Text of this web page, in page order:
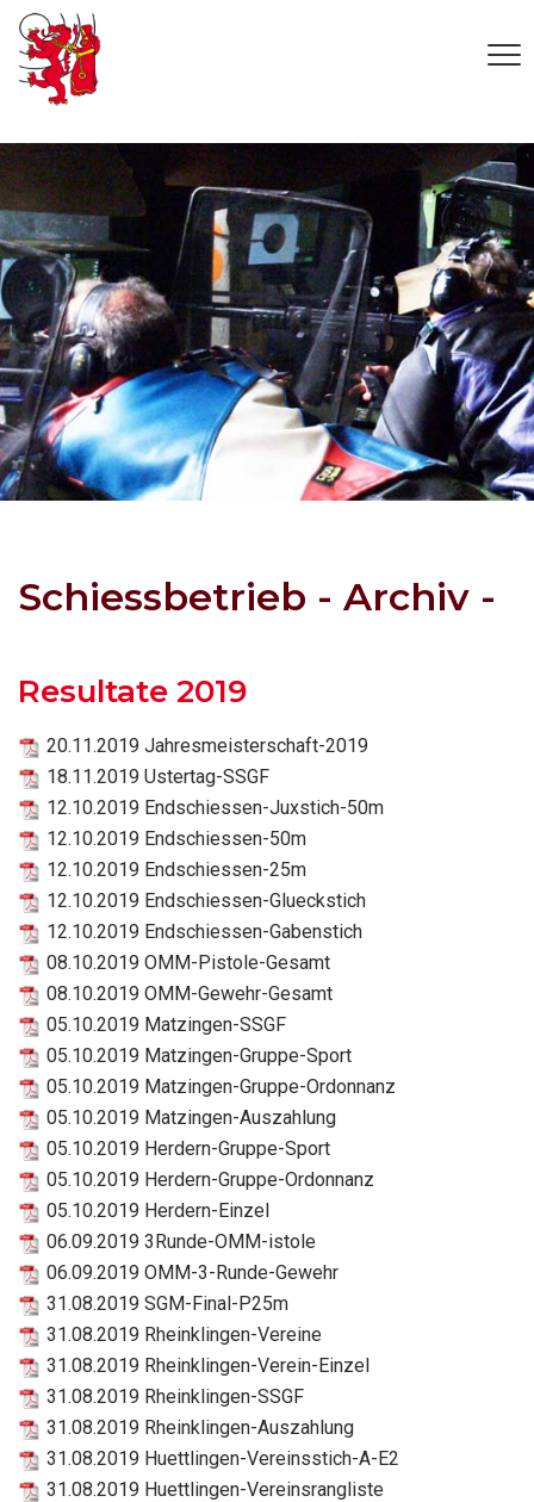
Schiessbetrieb - Archiv -
Resultate 2019
20.11.2019 Jahresmeisterschaft-2019
18.11.2019 Ustertag-SSGF
12.10.2019 Endschiessen-Juxstich-50m
12.10.2019 Endschiessen-50m
12.10.2019 Endschiessen-25m
12.10.2019 Endschiessen-Glueckstich
12.10.2019 Endschiessen-Gabenstich
08.10.2019 OMM-Pistole-Gesamt
08.10.2019 OMM-Gewehr-Gesamt
05.10.2019 Matzingen-SSGF
05.10.2019 Matzingen-Gruppe-Sport
05.10.2019 Matzingen-Gruppe-Ordonnanz
05.10.2019 Matzingen-Auszahlung
05.10.2019 Herdern-Gruppe-Sport
05.10.2019 Herdern-Gruppe-Ordonnanz
05.10.2019 Herdern-Einzel
06.09.2019 3Runde-OMM-istole
06.09.2019 OMM-3-Runde-Gewehr
31.08.2019 SGM-Final-P25m
31.08.2019 Rheinklingen-Vereine
31.08.2019 Rheinklingen-Verein-Einzel
31.08.2019 Rheinklingen-SSGF
31.08.2019 Rheinklingen-Auszahlung
31.08.2019 Huettlingen-Vereinsstich-A-E2
31.08.2019 Huettlingen-Vereinsrangliste